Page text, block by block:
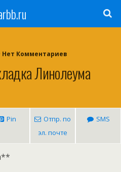
Нет Комментариев
Линолеума
Pin
Отпр. по
эл. почте
SMS